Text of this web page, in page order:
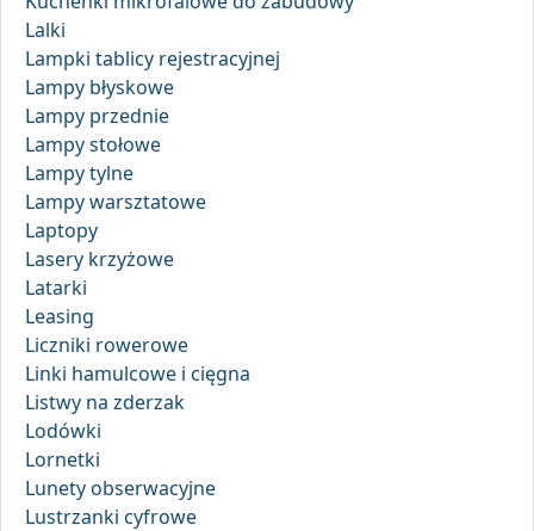
Lalki
Lampki tablicy rejestracyjnej
Lampy błyskowe
Lampy przednie
Lampy stołowe
Lampy tylne
Lampy warsztatowe
Laptopy
Lasery krzyżowe
Latarki
Leasing
Liczniki rowerowe
Linki hamulcowe i cięgna
Listwy na zderzak
Lodówki
Lornetki
Lunety obserwacyjne
Lustrzanki cyfrowe